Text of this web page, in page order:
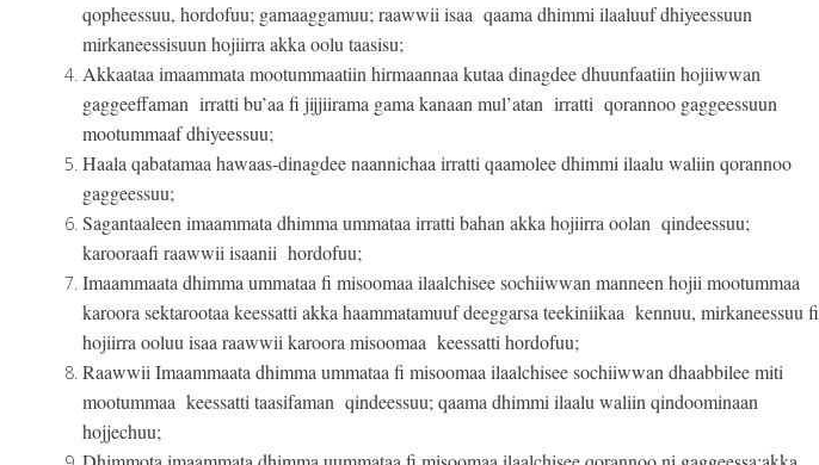
qopheessuu, hordofuu; gamaaggamuu; raawwii isaa qaama dhimmi ilaaluuf dhiyeessuun
mirkaneessisuun hojiirra akka oolu taasisu;
Akkaataa imaammata mootummaatiin hirmaannaa kutaa dinagdee dhuunfaatiin hojiiwwan
gaggeeffaman irratti bu’aa fi jijjiirama gama kanaan mul’atan irratti qorannoo gaggeessuun
mootummaaf dhiyeessuu;
Haala qabatamaa hawaas-dinagdee naannichaa irratti qaamolee dhimmi ilaalu waliin qorannoo
gaggeessuu;
Sagantaaleen imaammata dhimma ummataa irratti bahan akka hojiirra oolan qindeessuu;
karooraafi raawwii isaanii hordofuu;
Imaammaata dhimma ummataa fi misoomaa ilaalchisee sochiiwwan manneen hojii mootummaa
karoora sektarootaa keessatti akka haammatamuuf deeggarsa teekiniikaa kennuu, mirkaneessuu fi
hojiirra ooluu isaa raawwii karoora misoomaa keessatti hordofuu;
Raawwii Imaammaata dhimma ummataa fi misoomaa ilaalchisee sochiiwwan dhaabbilee miti
mootummaa keessatti taasifaman qindeessuu; qaama dhimmi ilaalu waliin qindoominaan
hojjechuu;